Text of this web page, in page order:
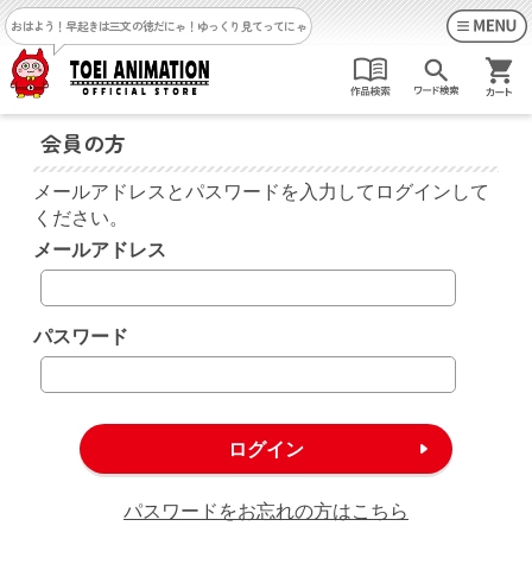
おはよう！早起きは三文の徳だにゃ！ ゆっくり見てってにゃ
会員の方
メールアドレスとパスワードを入力してログインして
ください。
メールアドレス
パスワード
パスワードをお忘れの方はこちら